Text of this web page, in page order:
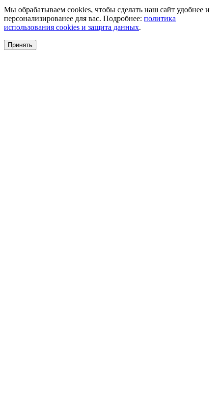
Мы обрабатываем cookies, чтобы сделать наш сайт удобнее и
персонализированее для вас. Подробнее: политика
использования cookies и защита данных.
Принять